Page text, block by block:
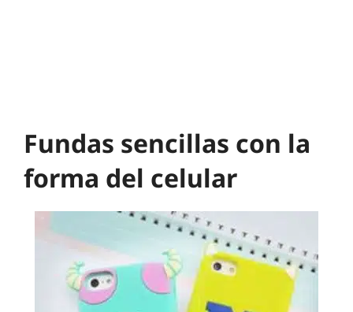
Fundas sencillas con la
forma del celular